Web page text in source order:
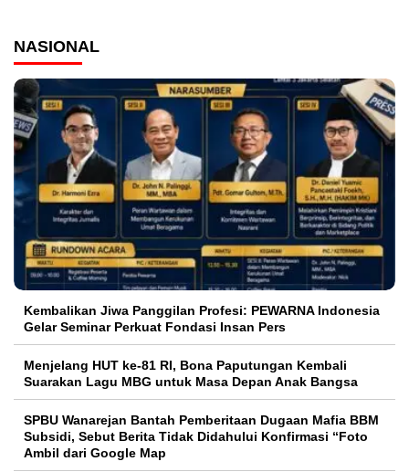
NASIONAL
Kembalikan Jiwa Panggilan Profesi: PEWARNA Indonesia
Gelar Seminar Perkuat Fondasi Insan Pers
Menjelang HUT ke-81 RI, Bona Paputungan Kembali
Suarakan Lagu MBG untuk Masa Depan Anak Bangsa
SPBU Wanarejan Bantah Pemberitaan Dugaan Mafia BBM
Subsidi, Sebut Berita Tidak Didahului Konfirmasi “Foto
Ambil dari Google Map